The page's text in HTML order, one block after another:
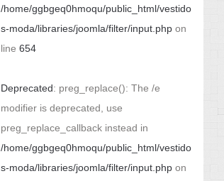
/home/ggbgeq0hmoqu/public_html/vestido
s-moda/libraries/joomla/filter/input.php on
line 654
Deprecated: preg_replace(): The /e
modifier is deprecated, use
preg_replace_callback instead in
/home/ggbgeq0hmoqu/public_html/vestido
s-moda/libraries/joomla/filter/input.php on